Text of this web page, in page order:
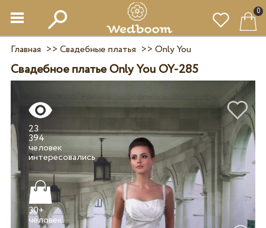
0
Главная >> Свадебные платья >> Only You
Свадебное платье Only You OY-285
23
394
человек
интересовались
30+
человек